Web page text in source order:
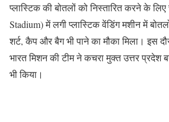
प्लास्टिक की बोतलों को निस्तारित करने के
Stadium) में लगी प्लास्टिक वेंडिंग मशीन में
शर्ट, कैप और बैग भी पाने का मौका मिला। इस
भारत मिशन की टीम ने कचरा मुक्त उत्तर प्रदेश
भी किया।